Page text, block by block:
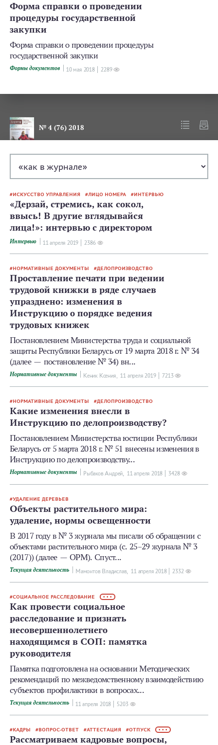
Форма справки о проведении
процедуры государственной
закупки
Форма справки о проведении процедуры
государственной закупки
Формы документов 10 мая 2018 2289
№ 4 (76) 2018
ИСКУССТВО УПРАВЛЕНИЯ ЛИЦО НОМЕРА ИНТЕРВЬЮ
«Дерзай, стремись, как сокол,
ввысь! В другие вглядывайся
лица!»: интервью с директором
Интервью 11 апреля 2019 2386
НОРМАТИВНЫЕ ДОКУМЕНТЫ ДЕЛОПРОИЗВОДСТВО
Проставление печати при ведении
трудовой книжки в ряде случаев
упразднено: изменения в
Инструкцию о порядке ведения
трудовых книжек
Постановлением Министерства труда и социальной
защиты Республики Беларусь от 19 марта 2018 г. № 34
(далее — постановление № 34) вн...
Нормативные документы Кеник Ксения, 11 апреля 2019 7213
НОРМАТИВНЫЕ ДОКУМЕНТЫ ДЕЛОПРОИЗВОДСТВО
Какие изменения внесли в
Инструкцию по делопроизводству?
Постановлением Министерства юстиции Республики
Беларусь от 5 марта 2018 г. № 51 внесены изменения в
Инструкцию по делопроизводству...
Нормативные документы Рыбаков Андрей, 11 апреля 2018 3428
УДАЛЕНИЕ ДЕРЕВЬЕВ
Объекты растительного мира:
удаление, нормы освещенности
В 2017 году в № 3 журнала мы писали об обращении с
объектами растительного мира (с. 25–29 журнала № 3
(2017)) (далее — ОРМ). Спуст...
Текущая деятельность Мамонтов Владислав, 11 апреля 2018 2332
СОЦИАЛЬНОЕ РАССЛЕДОВАНИЕ • • •
Как провести социальное
расследование и признать
несовершеннолетнего
находящимся в СОП: памятка
руководителя
Памятка подготовлена на основании Методических
рекомендаций по межведомственному взаимодействию
субъектов профилактики в вопросах...
Текущая деятельность 11 апреля 2018 5203
КАДРЫ ВОПРОС-ОТВЕТ АТТЕСТАЦИЯ ОТПУСК • • •
Рассматриваем кадровые вопросы,